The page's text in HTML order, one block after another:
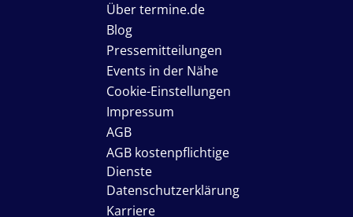
Über termine.de
Blog
Pressemitteilungen
Events in der Nähe
Cookie-Einstellungen
Impressum
AGB
AGB kostenpflichtige
Dienste
Datenschutzerklärung
Karriere